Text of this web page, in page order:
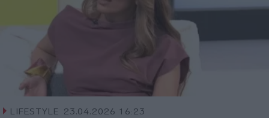
LIFESTYLE 23.04.2026 16:23